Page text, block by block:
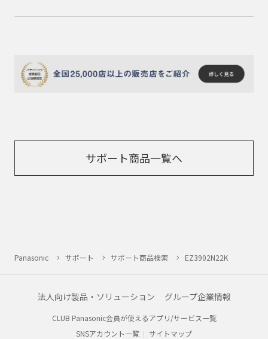
サポート商品一覧へ
Panasonic サポート サポート商品検索 EZ3902N22K
法人向け製品・ソリューション グループ企業情報
CLUB Panasonic会員が使えるアプリ/サービス一覧
SNSアカウント一覧
サイトマップ